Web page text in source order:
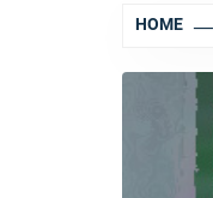
HOME